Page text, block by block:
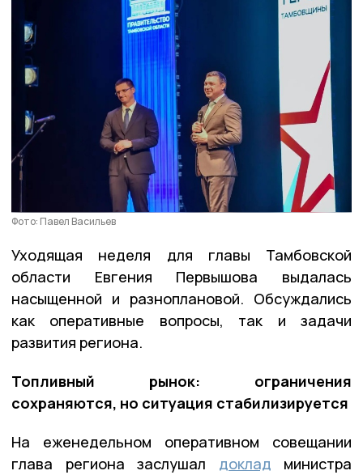
Фото: Павел Васильев
Уходящая неделя для главы Тамбовской
области Евгения Первышова выдалась
насыщенной и разноплановой. Обсуждались
как оперативные вопросы, так и задачи
развития региона.
Топливный рынок: ограничения
сохраняются, но ситуация стабилизируется
На еженедельном оперативном совещании
глава региона заслушал доклад министра